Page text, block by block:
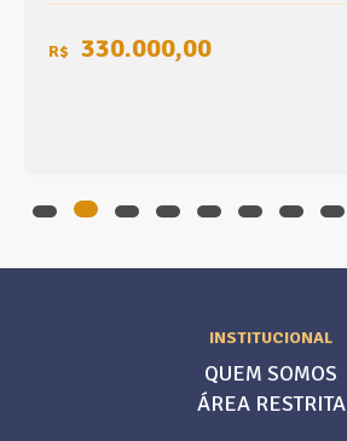
R$ 330.000,00
INSTITUCIONAL
QUEM SOMOS
ÁREA RESTRITA